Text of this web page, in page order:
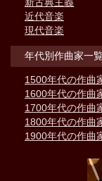
新古典主義
近代音楽
現代音楽
年代別作曲家一
1500年代の作曲
1600年代の作曲
1700年代の作曲
1800年代の作曲
1900年代の作曲